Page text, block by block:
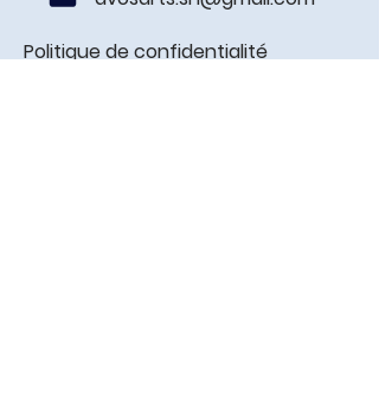
Politique de confidentialité